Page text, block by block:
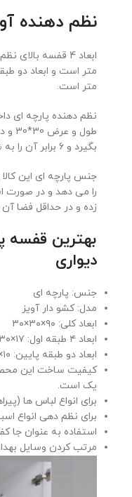
نظم دهنده
متر است.
نظم دهنده پارچه ای
بگیرد و 6 برابر آن را به شما فضای ذخیره سازی ارائه دهد.
جنس پارچه ای این
را می دهد و در صورت
زده و در حداقل فضا آن
بهترین قفسه
دیواری
جنس: پارچه ای
مدل: کشو دار آویز
ابعاد کلی: ۹۰×۳۰×۳۰
ابعاد ۴ طبقه اول: ۱۷×۳۰×۳۰
ابعاد دو طبقه پایین: ۱۰×۳۰×۳۰
کیفیت ساخت این
یک است.
برای انواع لباس ها
برای نظم دهی انواع
استفاده به عنوان جا
مرتب کردن وسایل